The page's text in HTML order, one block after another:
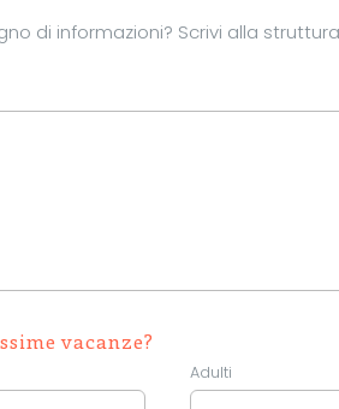
di informazioni? Scrivi alla
vacanze?
Adulti